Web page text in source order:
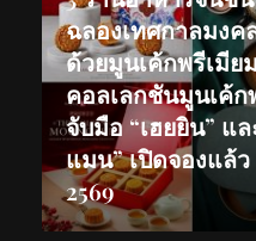
ฉลองเทศกาลมงค
ด้วยมูนเค้กพรีเมีย
คอลเลกชันมูนเค้ก
จับมือ “เฮยยิน” แ
แมน” เปิดจองแล้
2569